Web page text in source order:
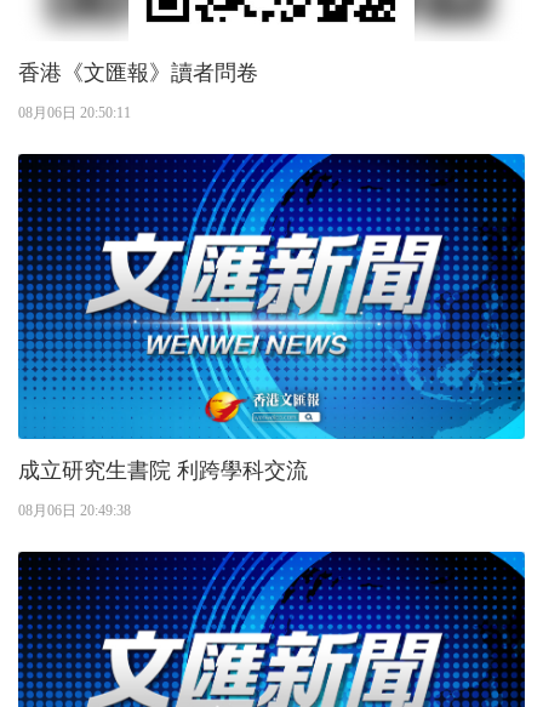
香港《文匯報》讀者問卷
08月06日 20:50:11
成立研究生書院 利跨學科交流
08月06日 20:49:38